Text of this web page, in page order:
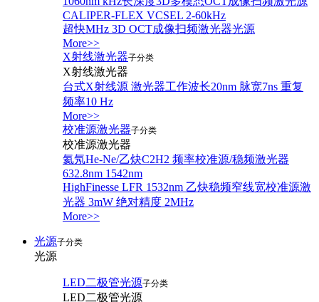
CALIPER-FLEX VCSEL 2-60kHz
超快MHz 3D OCT成像扫频激光器光源
More>>
X射线激光器子分类
X射线激光器
台式X射线源 激光器工作波长20nm 脉宽7ns 重复
频率10 Hz
More>>
校准源激光器子分类
校准源激光器
氦氖He-Ne/乙炔C2H2 频率校准源/稳频激光器
632.8nm 1542nm
HighFinesse LFR 1532nm 乙炔稳频窄线宽校准源激
光器 3mW 绝对精度 2MHz
More>>
光源子分类
光源
LED二极管光源子分类
LED二极管光源